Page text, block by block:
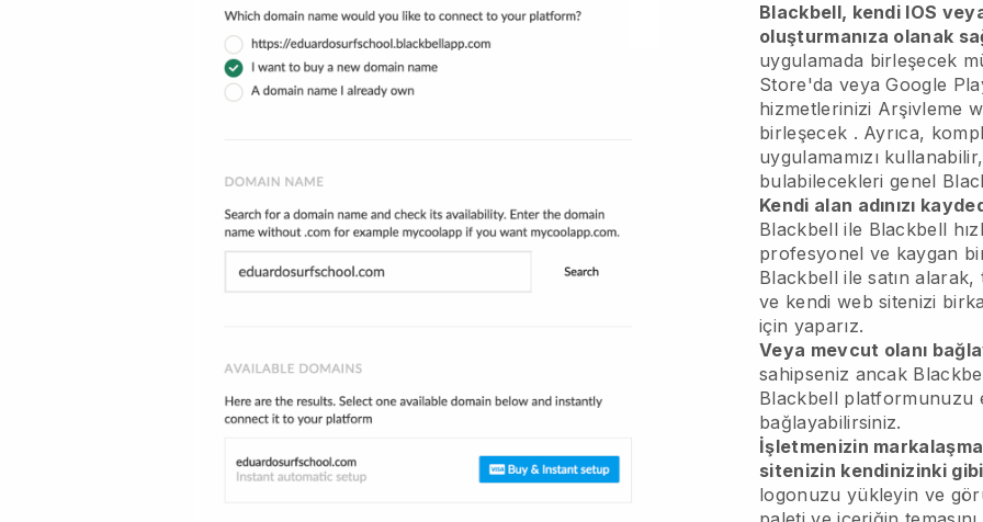
Blackbell, kendi IOS
oluşturmanıza olanak
uygulamada birleşecek
Store'da veya Google
hizmetlerinizi Arşivleme
birleşecek . Ayrıca,
uygulamamızı
bulabilecekleri genel
Kendi alan adınızı
Blackbell ile Blackbell
profesyonel ve kaygan
Blackbell ile satın
ve kendi web sitenizi
için yaparız.
Veya mevcut olanı
sahipseniz ancak
Blackbell platformunuzu
bağlayabilirsiniz.
İşletmenizin
sitenizin kendinizinki
logonuzu yükleyin ve